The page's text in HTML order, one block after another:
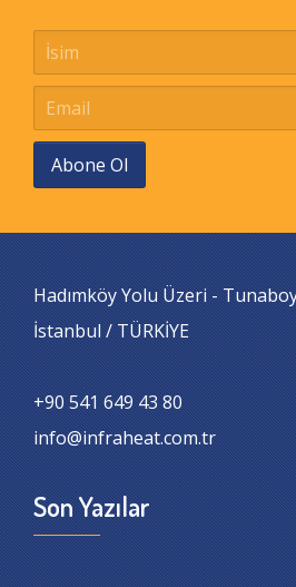
Abone Ol
Hadımköy Yolu Üzeri -
İstanbul / TÜRKİYE
+90 541 649 43 80
info@infraheat.com.tr
Son Yazılar